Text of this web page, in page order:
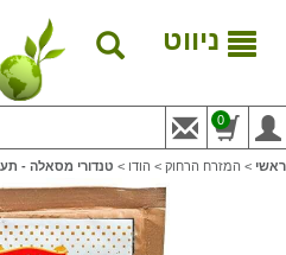
ניווט
0
ראשי > המזרח הרחוק > הודו > טנדורי מסאלה -